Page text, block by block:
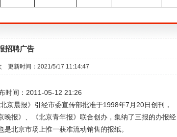
招聘广告
更新时间：2021/5/17 11:14:47
间：2011-05-12 21:26
京晨报》引经市委宣传部批准于1998年7月20日创刊，
报》、《北京青年报》联合创办，集纳了三报的办报经
北京市场上惟一获准流动销售的报纸。